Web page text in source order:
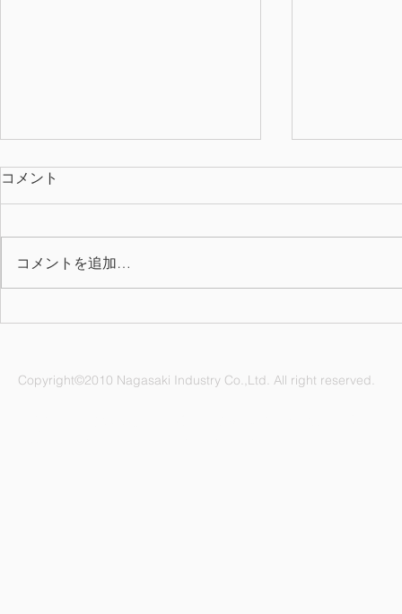
2026年上期 QC表彰
コメント
コメントを追加…
Copyright©2010 Nagasaki Industry Co.,Ltd. All right reserved.